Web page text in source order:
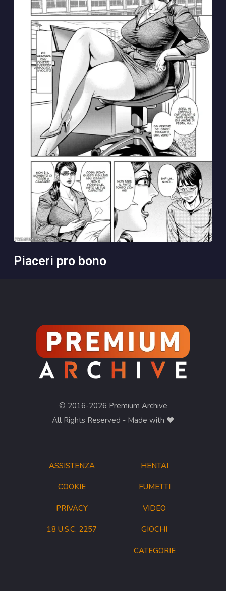
piaceri pro bono
ASSISTENZA
COOKIE
PRIVACY
18 U.S.C. 2257
© 2016-2026 Premium Archive
All Rights Reserved - Made with ❤︎
HENTAI
FUMETTI
VIDEO
GIOCHI
CATEGORIE